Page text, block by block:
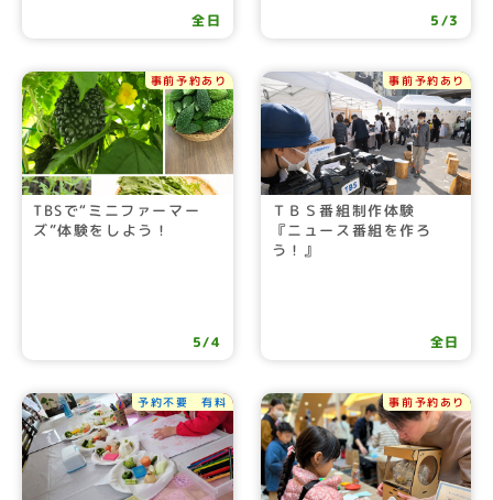
全日 5/3
事前予約あり
TBSで“ミニファーマー
ズ”体験をしよう！
5/4
事前予約あり
ＴＢＳ番組制作体験
『ニュース番組を作ろ
う！』
全日
予約不要 有料 事前予約あり